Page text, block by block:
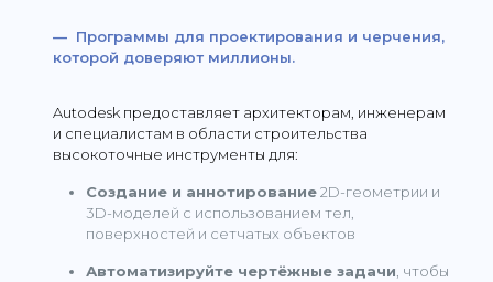
— Программы для проектирования и черчения,
которой доверяют миллионы.
Autodesk предоставляет архитекторам, инженерам
и специалистам в области строительства
высокоточные инструменты для:
Создание и аннотирование2D-геометрии и
3D-моделей с использованием тел,
поверхностей и сетчатых объектов
Автоматизируйте чертёжные задачи, чтобы